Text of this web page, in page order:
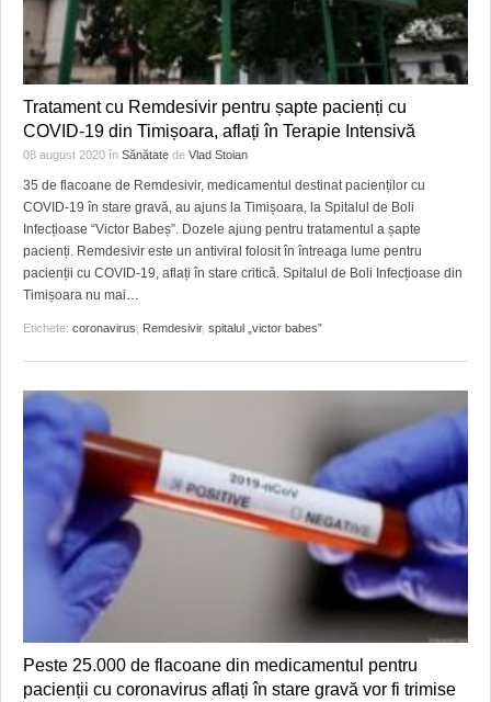
Tratament cu Remdesivir pentru șapte pacienți cu
COVID-19 din Timișoara, aflați în Terapie Intensivă
08 august 2020 în Sănătate de Vlad Stoian
35 de flacoane de Remdesivir, medicamentul destinat pacienților cu
COVID-19 în stare gravă, au ajuns la Timișoara, la Spitalul de Boli
Infecțioase “Victor Babeș”. Dozele ajung pentru tratamentul a șapte
pacienți. Remdesivir este un antiviral folosit în întreaga lume pentru
pacienții cu COVID-19, aflați în stare critică. Spitalul de Boli Infecțioase din
Timișoara nu mai…
Etichete: coronavirus Remdesivir, spitalul „victor babes”
Peste 25.000 de flacoane din medicamentul pentru
pacienții cu coronavirus aflați în stare gravă vor fi trimise